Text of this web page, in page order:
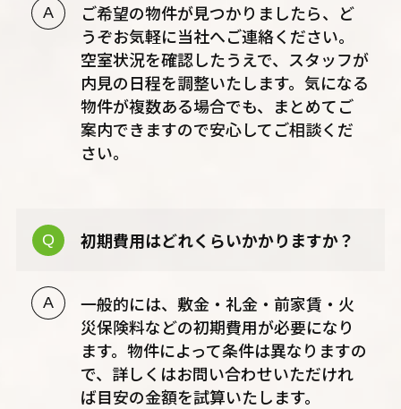
ご希望の物件が見つかりましたら、ど
うぞお気軽に当社へご連絡ください。
空室状況を確認したうえで、スタッフが
内見の日程を調整いたします。気になる
物件が複数ある場合でも、まとめてご
案内できますので安心してご相談くだ
さい。
初期費用はどれくらいかかりますか？
一般的には、敷金・礼金・前家賃・火
災保険料などの初期費用が必要になり
ます。物件によって条件は異なりますの
で、詳しくはお問い合わせいただけれ
ば目安の金額を試算いたします。